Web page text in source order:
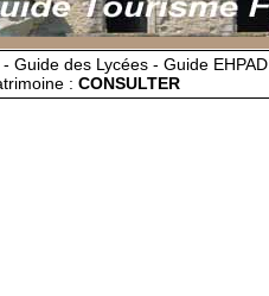
Guide des Lycées - Guide EHPAD
: CONSULTER